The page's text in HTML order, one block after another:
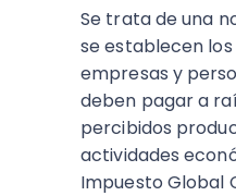
Se trata de una
se establecen
empresas y
deben pagar a
percibidos
actividades
Impuesto Global